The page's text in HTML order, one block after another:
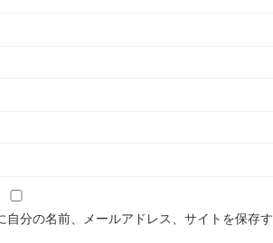
分の名前、メールアドレス、サイトを保存す